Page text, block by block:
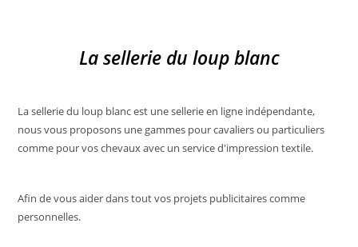
être
choisies
du
produit
La sellerie du loup blanc
La sellerie du loup blanc est une sellerie en ligne indépendante,
nous vous proposons une gammes pour cavaliers ou particuliers
comme pour vos chevaux avec un service d'impression textile.
Afin de vous aider dans tout vos projets publicitaires comme
personnelles.